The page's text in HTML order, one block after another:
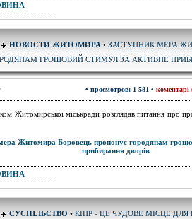
НОВОСТИ ЖИТОМИРА • ЗАСТУПНИК МЕРА
ГРОШОВИЙ СТИМУЛ ЗА АКТИВНЕ
• просмотров: 1 581 • коментарі
Житомирської міськради розглядав питання про
СУСПІЛЬСТВО • КІПР - ЦЕ ЧУДОВЕ МІСЦЕ